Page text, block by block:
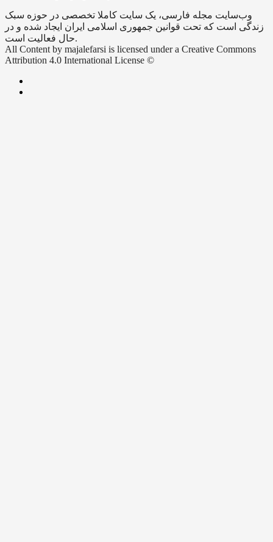
وب‌سایت مجله فارسی، یک سایت کاملا تخصصی در حوزه سبک
زندگی است که تحت قوانین جمهوری اسلامی ایران ایجاد شده و در
حال فعالیت است.
All Content by majalefarsi is licensed under a Creative Commons
Attribution 4.0 International License ©️